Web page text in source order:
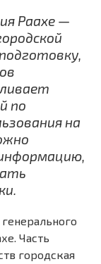
Раахе —
по
на
Часть
городская